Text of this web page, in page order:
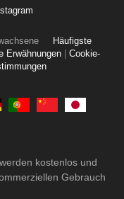
Häufigste
Erwähnungen
Cookie-
kostenlos und
Gebrauch